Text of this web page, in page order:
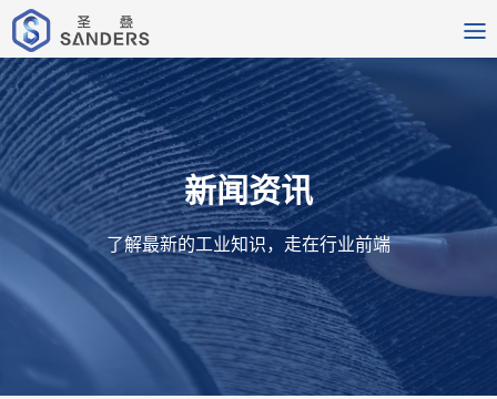
新闻资讯
了解最新的工业知识，走在行业前端